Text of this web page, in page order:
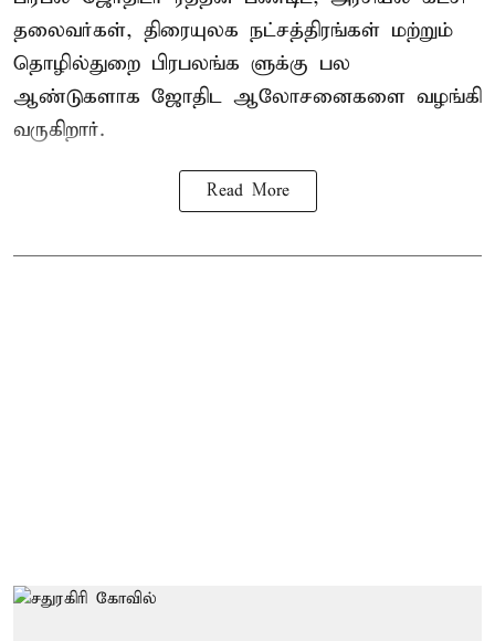
தலைவர்கள், திரையுலக நட்சத்திரங்கள் மற்றும்
தொழில்துறை பிரபலங்க ளுக்கு பல
ஆண்டுகளாக ஜோதிட ஆலோசனைகளை வழங்கி
வருகிறார்.
Read More